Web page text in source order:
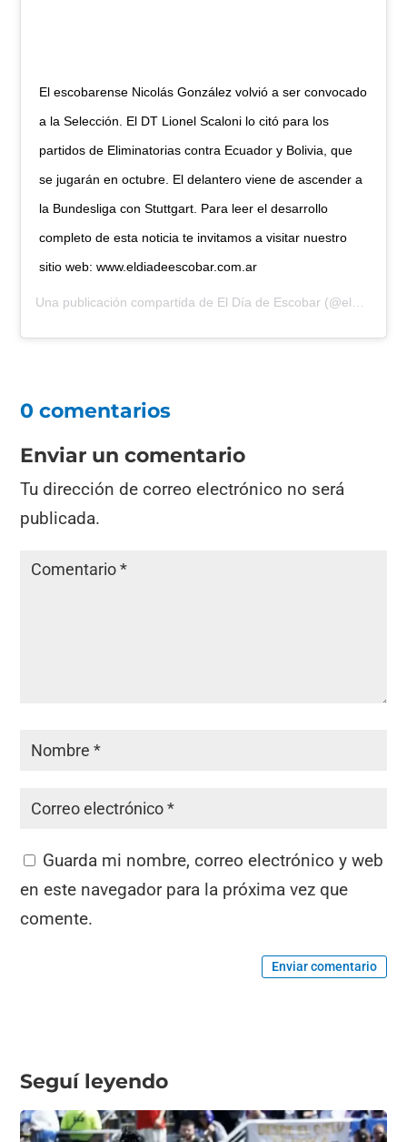
El escobarense Nicolás González volvió a ser convocado
a la Selección. El DT Lionel Scaloni lo citó para los
partidos de Eliminatorias contra Ecuador y Bolivia, que
se jugarán en octubre. El delantero viene de ascender a
la Bundesliga con Stuttgart. Para leer el desarrollo
completo de esta noticia te invitamos a visitar nuestro
sitio web: www.eldiadeescobar.com.ar
Una publicación compartida de El Día de Escobar (@eldiadeescobar) el
0 comentarios
Enviar un comentario
Tu dirección de correo electrónico no será
publicada.
Guarda mi nombre, correo electrónico y web
en este navegador para la próxima vez que
comente.
Enviar comentario
Seguí leyendo